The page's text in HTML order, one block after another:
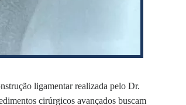
ligamentar realizada pelo Dr.
cirúrgicos avançados buscam